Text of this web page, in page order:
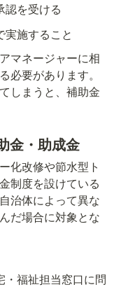
認を受ける
施すること
マネージャーに相
必要があります。
しまうと、補助金
金・助成金
化改修や節水型ト
制度を設けている
治体によって異な
だ場合に対象とな
・福祉担当窓口に問